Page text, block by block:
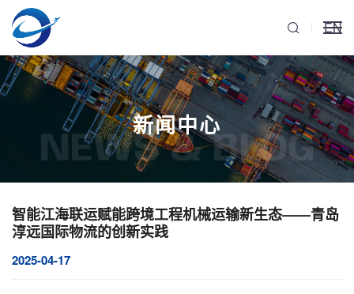
EN
新闻中心
NEWS & BLOG
智能江海联运赋能跨境工程机械运输新生态——青岛
淳远国际物流的创新实践
2025-04-17